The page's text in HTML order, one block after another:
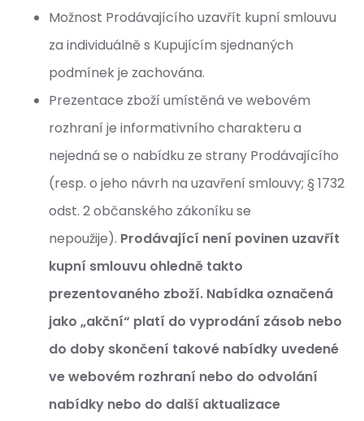
Možnost Prodávajícího uzavřít kupní smlouvu
za individuálně s Kupujícím sjednaných
podmínek je zachována.
Prezentace zboží umístěná ve webovém
rozhraní je informativního charakteru a
nejedná se o nabídku ze strany Prodávajícího
(resp. o jeho návrh na uzavření smlouvy; § 1732
odst. 2 občanského zákoníku se
nepoužije). Prodávající není povinen uzavřít
kupní smlouvu ohledně takto
prezentovaného zboží. Nabídka označená
jako „akční“ platí do vyprodání zásob nebo
do doby skončení takové nabídky uvedené
ve webovém rozhraní nebo do odvolání
nabídky nebo do další aktualizace